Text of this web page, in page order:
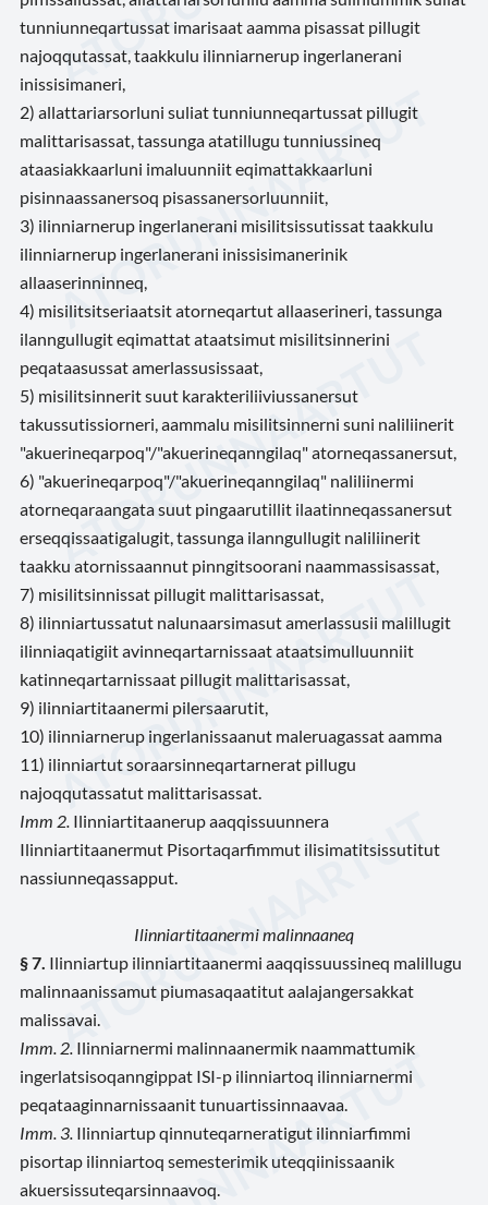
tunniunneqartussat imarisaat aamma pisassat pillugit
najoqqutassat, taakkulu ilinniarnerup ingerlanerani
inissisimaneri,
2) allattariarsorluni suliat tunniunneqartussat pillugit
malittarisassat, tassunga atatillugu tunniussineq
ataasiakkaarluni imaluunniit eqimattakkaarluni
pisinnaassanersoq pisassanersorluunniit,
3) ilinniarnerup ingerlanerani misilitsissutissat taakkulu
ilinniarnerup ingerlanerani inissisimanerinik
allaaserinninneq,
4) misilitsitseriaatsit atorneqartut allaaserineri, tassunga
ilanngullugit eqimattat ataatsimut misilitsinnerini
peqataasussat amerlassusissaat,
5) misilitsinnerit suut karakteriliiviussanersut
takussutissiorneri, aammalu misilitsinnerni suni naliliinerit
"akuerineqarpoq"/"akuerineqanngilaq" atorneqassanersut,
6) "akuerineqarpoq"/"akuerineqanngilaq" naliliinermi
atorneqaraangata suut pingaarutillit ilaatinneqassanersut
erseqqissaatigalugit, tassunga ilanngullugit naliliinerit
taakku atornissaannut pinngitsoorani naammassisassat,
7) misilitsinnissat pillugit malittarisassat,
8) ilinniartussatut nalunaarsimasut amerlassusii malillugit
ilinniaqatigiit avinneqartarnissaat ataatsimulluunniit
katinneqartarnissaat pillugit malittarisassat,
9) ilinniartitaanermi pilersaarutit,
10) ilinniarnerup ingerlanissaanut maleruagassat aamma
11) ilinniartut soraarsinneqartarnerat pillugu
najoqqutassatut malittarisassat.
Imm 2. Ilinniartitaanerup aaqqissuunnera
Ilinniartitaanermut Pisortaqarfimmut ilisimatitsissutitut
nassiunneqassapput.
Ilinniartitaanermi malinnaaneq
§ 7. Ilinniartup ilinniartitaanermi aaqqissuussineq malillugu
malinnaanissamut piumasaqaatitut aalajangersakkat
malissavai.
Imm. 2. Ilinniarnermi malinnaanermik naammattumik
ingerlatsisoqanngippat ISI-p ilinniartoq ilinniarnermi
peqataaginnarnissaanit tunuartissinnaavaa.
Imm. 3. Ilinniartup qinnuteqarneratigut ilinniarfimmi
pisortap ilinniartoq semesterimik uteqqiinissaanik
akuersissuteqarsinnaavoq.